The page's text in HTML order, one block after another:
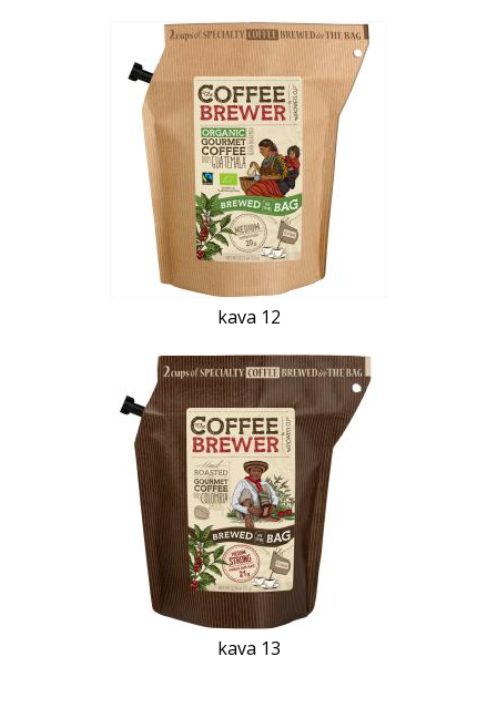
kava 12
kava 13